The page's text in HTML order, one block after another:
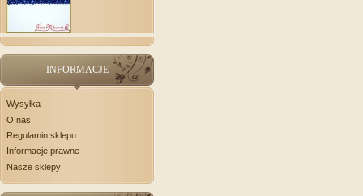
INFORMACJE
Wysyłka
O nas
Regulamin sklepu
Informacje prawne
Nasze sklepy